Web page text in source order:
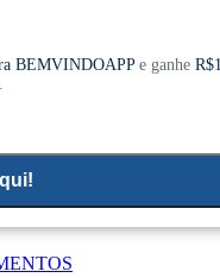
0
BEMVINDOAPPe ganhe
Borragem, Gergelim e